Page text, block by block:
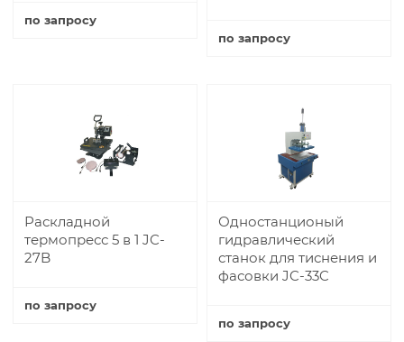
по запросу
по запросу
Раскладной
термопресс 5 в 1 JC-
27B
по запросу
Одностанционый
гидравлический
станок для тиснения и
фасовки JC-33C
по запросу